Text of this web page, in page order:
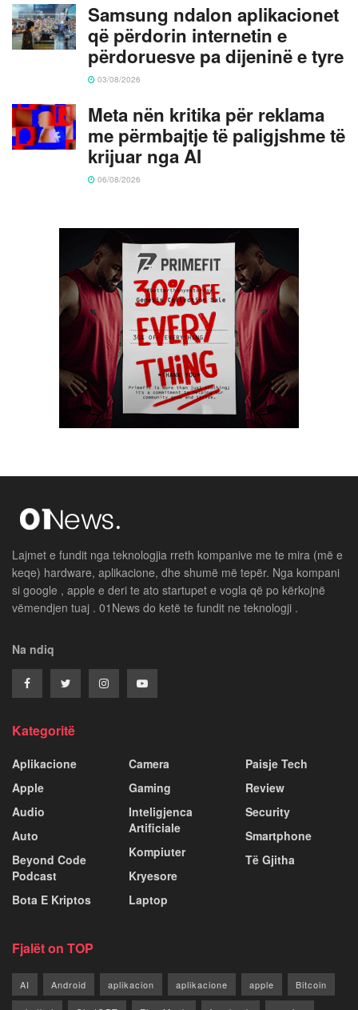
Samsung ndalon aplikacionet
që përdorin internetin e
përdoruesve pa dijeninë e tyre
03/08/2026
Meta nën kritika për reklama
me përmbajtje të paligjshme të
krijuar nga AI
06/08/2026
Lajmet e fundit nga teknologjia rreth kompanive me te mira (më e
keqe) hardware, aplikacione, dhe shumë më tepër. Nga kompani
si google , apple e deri te ato startupet e vogla që po kërkojnë
vëmendjen tuaj . 01News do ketë te fundit ne teknologji .
Na ndiq
Kategoritë
Aplikacione
Apple
Audio
Auto
Beyond Code
Podcast
Bota E Kriptos
Camera
Gaming
Inteligjenca
Artificiale
Kompiuter
Kryesore
Laptop
Paisje Tech
Review
Security
Smartphone
Të Gjitha
Fjalët on TOP
AI Android aplikacion aplikacione apple Bitcoin